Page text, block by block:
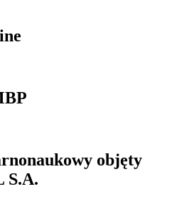
objęty
S.A.